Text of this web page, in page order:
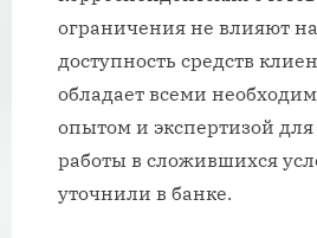
ограничения не влияют
доступность средств
обладает всеми
опытом и экспертизой
работы в сложившихся
уточнили в банке.